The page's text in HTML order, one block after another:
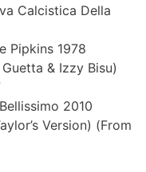
Calcistica Della
Pipkins 1978
& Izzy Bisu)
2010
Version) (From